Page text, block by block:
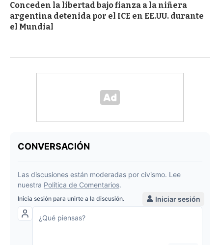
Conceden la libertad bajo fianza a la niñera
argentina detenida por el ICE en EE.UU. durante
el Mundial